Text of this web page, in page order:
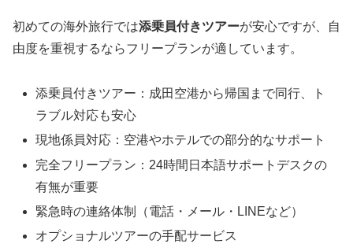
初めての海外旅行では添乗員付きツアーが安心ですが、自
由度を重視するならフリープランが適しています。
添乗員付きツアー：成田空港から帰国まで同行、ト
ラブル対応も安心
現地係員対応：空港やホテルでの部分的なサポート
完全フリープラン：24時間日本語サポートデスクの
有無が重要
緊急時の連絡体制（電話・メール・LINEなど）
オプショナルツアーの手配サービス